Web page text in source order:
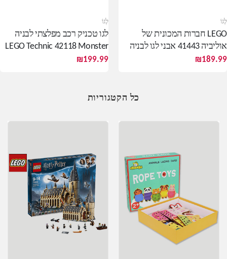
לֶגוֹ
LEGO חברות המכונית של
אוליביה 41443 אבני לגו לבניה
₪189.99
לֶגוֹ
לגו טכניק רכב מפלצתי לבניה
LEGO Technic 42118 Monster
Jam Grave Digger
₪199.99
כל הקטגוריות